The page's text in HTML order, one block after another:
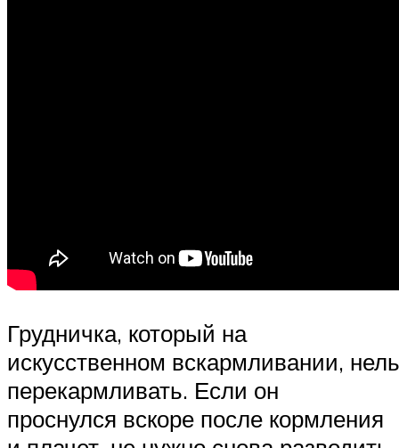
Грудничка, который на
искусственном вскармливании,
перекармливать. Если он
проснулся вскоре после кормления